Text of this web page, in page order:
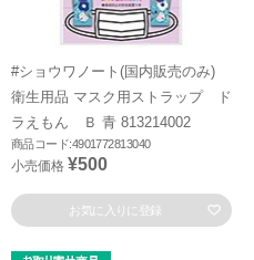
#ショウワノート(国内販売のみ)
衛生用品 マスク用ストラップ ド
ラえもん Ｂ 青 813214002
商品コード:4901772813040
小売価格 ¥500
お気に入りに登録